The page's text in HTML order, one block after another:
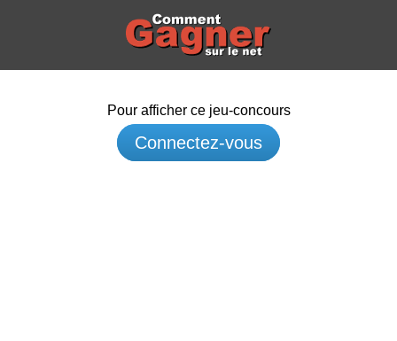
Pour afficher ce jeu-concours
Connectez-vous